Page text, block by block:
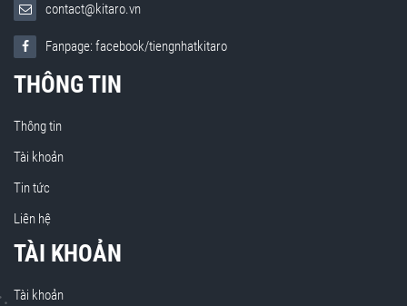
contact@kitaro.vn
Fanpage: facebook/tiengnhatkitaro
THÔNG TIN
Thông tin
Tài khoản
Tin tức
Liên hệ
TÀI KHOẢN
Tài khoản